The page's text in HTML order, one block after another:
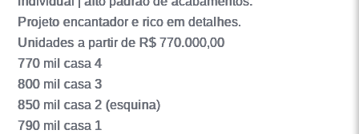
Projeto encantador e rico em detalhes.
Unidades a partir de R$ 770.000,00
770 mil casa 4
800 mil casa 3
850 mil casa 2 (esquina)
790 mil casa 1